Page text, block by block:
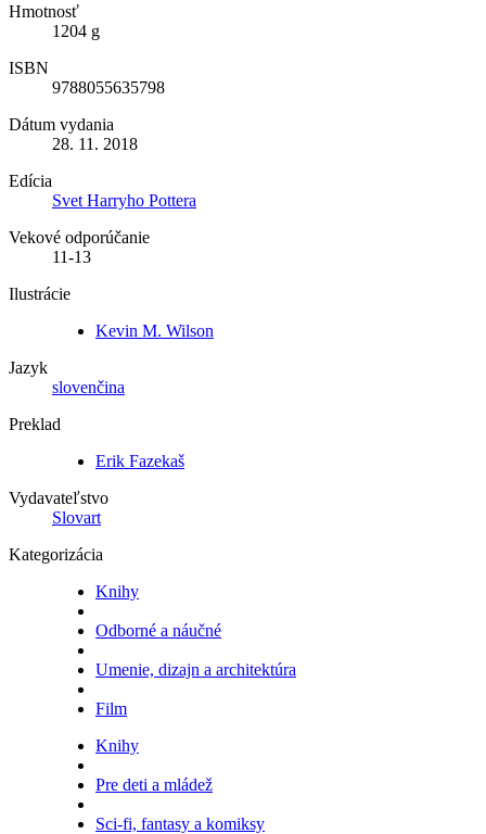
Hmotnosť
1204 g
ISBN
9788055635798
Dátum vydania
28. 11. 2018
Edícia
Svet Harryho Pottera
Vekové odporúčanie
11-13
Ilustrácie
Kevin M. Wilson
Jazyk
slovenčina
Preklad
Erik Fazekaš
Vydavateľstvo
Slovart
Kategorizácia
Knihy
Odborné a náučné
Umenie, dizajn a architektúra
Film
Knihy
Pre deti a mládež
Sci-fi, fantasy a komiksy